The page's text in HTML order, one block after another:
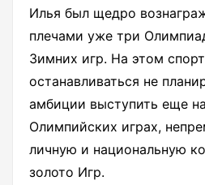
Илья был щедро
плечами уже три
Зимних игр. На этом
останавливаться не
амбиции выступить еще
Олимпийских играх,
личную и национальную
золото Игр.